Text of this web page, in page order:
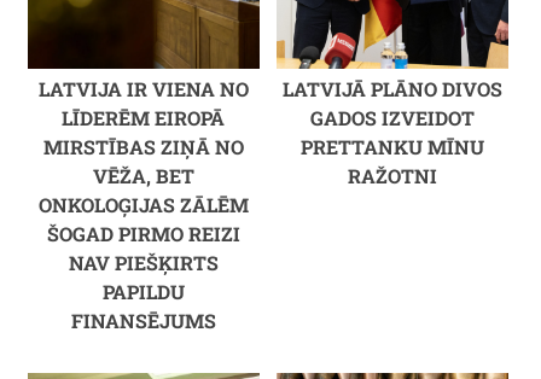
LATVIJA IR VIENA NO
LĪDERĒM EIROPĀ
MIRSTĪBAS ZIŅĀ NO
VĒŽA, BET
ONKOLOĢIJAS ZĀLĒM
ŠOGAD PIRMO REIZI
NAV PIEŠĶIRTS
PAPILDU
FINANSĒJUMS
LATVIJĀ PLĀNO DIVOS
GADOS IZVEIDOT
PRETTANKU MĪNU
RAŽOTNI